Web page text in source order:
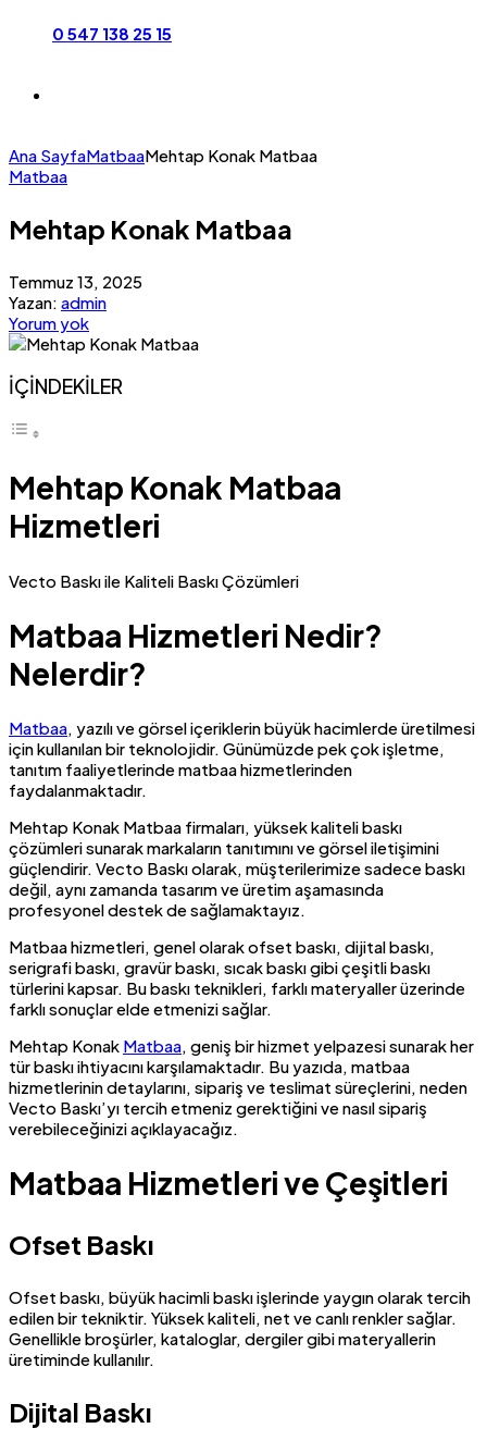
0 547 138 25 15
Ana SayfaMatbaaMehtap Konak Matbaa
Matbaa
Mehtap Konak Matbaa
Temmuz 13, 2025
Yazan: admin
Yorum yok
İÇİNDEKİLER
Mehtap Konak Matbaa
Hizmetleri
Vecto Baskı ile Kaliteli Baskı Çözümleri
Matbaa Hizmetleri Nedir?
Nelerdir?
Matbaa, yazılı ve görsel içeriklerin büyük hacimlerde üretilmesi
için kullanılan bir teknolojidir. Günümüzde pek çok işletme,
tanıtım faaliyetlerinde matbaa hizmetlerinden
faydalanmaktadır.
Mehtap Konak Matbaa firmaları, yüksek kaliteli baskı
çözümleri sunarak markaların tanıtımını ve görsel iletişimini
güçlendirir. Vecto Baskı olarak, müşterilerimize sadece baskı
değil, aynı zamanda tasarım ve üretim aşamasında
profesyonel destek de sağlamaktayız.
Matbaa hizmetleri, genel olarak ofset baskı, dijital baskı,
serigrafi baskı, gravür baskı, sıcak baskı gibi çeşitli baskı
türlerini kapsar. Bu baskı teknikleri, farklı materyaller üzerinde
farklı sonuçlar elde etmenizi sağlar.
Mehtap Konak Matbaa, geniş bir hizmet yelpazesi sunarak her
tür baskı ihtiyacını karşılamaktadır. Bu yazıda, matbaa
hizmetlerinin detaylarını, sipariş ve teslimat süreçlerini, neden
Vecto Baskı’yı tercih etmeniz gerektiğini ve nasıl sipariş
verebileceğinizi açıklayacağız.
Matbaa Hizmetleri ve Çeşitleri
Ofset Baskı
Ofset baskı, büyük hacimli baskı işlerinde yaygın olarak tercih
edilen bir tekniktir. Yüksek kaliteli, net ve canlı renkler sağlar.
Genellikle broşürler, kataloglar, dergiler gibi materyallerin
üretiminde kullanılır.
Dijital Baskı